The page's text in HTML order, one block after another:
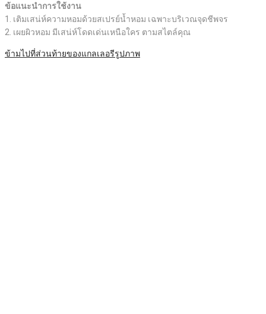
ข้อแนะนำการใช้งาน
1. เติมเสน่ห์ความหอมด้วยสเปรย์น้ำหอม เฉพาะบริเวณจุดชีพจร
2. เผยผิวหอม มีเสน่ห์โดดเด่นเหนือใคร ตามสไตล์คุณ
ข้ามไปที่ส่วนท้ายของแกลเลอรีรูปภาพ